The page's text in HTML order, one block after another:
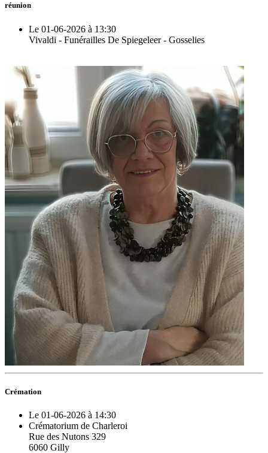
réunion
Le 01-06-2026 à 13:30
Vivaldi - Funérailles De Spiegeleer - Gosselies
Crémation
Le 01-06-2026 à 14:30
Crématorium de Charleroi
Rue des Nutons 329
6060 Gilly